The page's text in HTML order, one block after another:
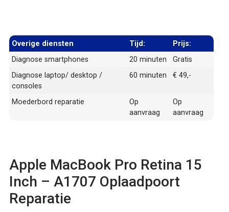
Overige diensten Tijd:
Prijs:
Diagnose smartphones
20 minuten
Gratis
Diagnose laptop/ desktop /
consoles
60 minuten € 49,-
Moederbord reparatie
Op
aanvraag
Op
aanvraag
Apple MacBook Pro Retina 15
Inch – A1707 Oplaadpoort
Reparatie